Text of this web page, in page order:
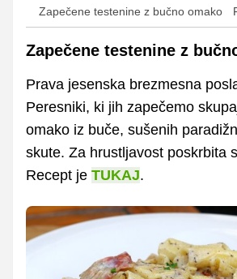
Zapečene testenine z bučno omako
Zapečene testenine z
Prava jesenska brezmesna
Peresniki, ki jih zapečemo
omako iz buče, sušenih
skute. Za hrustljavost poskrbita
Recept je TUKAJ.